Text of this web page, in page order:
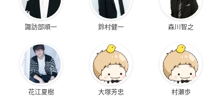
諏訪部順一 鈴村健一 森川智之
花江夏樹 大塚芳忠 村瀬歩